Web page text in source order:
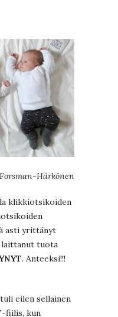
Härkönen
klikkiotsikoiden
asti yrittänyt
tuota
. Anteeksi!!!
eilen sellainen
-fiilis, kun